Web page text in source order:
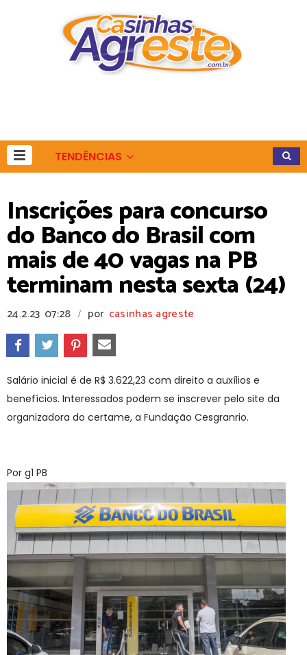
TENDÊNCIAS
Inscrições para concurso
do Banco do Brasil com
mais de 40 vagas na PB
terminam nesta sexta (24)
24.2.23 07:28 / por casinhas agreste
Salário inicial é de R$ 3.622,23 com direito a auxílios e
benefícios. Interessados podem se inscrever pelo site da
organizadora do certame, a Fundação Cesgranrio.
Por g1 PB